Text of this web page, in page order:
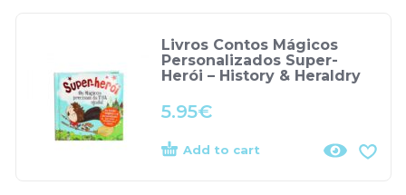
Livros Contos Mágicos
Personalizados Super-
Herói – History & Heraldry
5.95€
Add to cart